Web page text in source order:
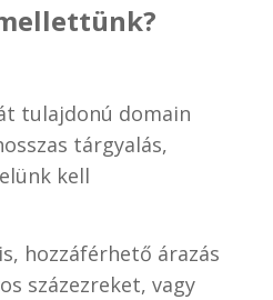
tulajdonú domain
tárgyalás,
kell
hozzáférhető árazás
százezreket, vagy